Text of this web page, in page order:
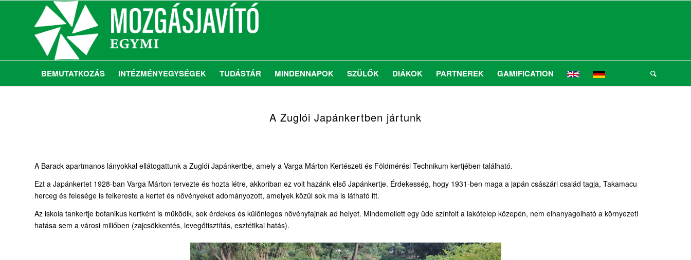
BEMUTATKOZÁS INTÉZMÉNYEGYSÉGEK TUDÁSTÁR MINDENNAPOK SZÜLŐK DIÁKOK PARTNEREK GAMIFICATION
A Zuglói Japánkertben jártunk
A Barack apartmanos lányokkal ellátogattunk a Zuglói Japánkertbe, amely a Varga Márton Kertészeti és Földmérési Technikum kertjében található.
Ezt a Japánkertet 1928-ban Varga Márton tervezte és hozta létre, akkoriban ez volt hazánk első Japánkertje. Érdekesség, hogy 1931-ben maga a japán császári család tagja, Takamacu
herceg és felesége is felkereste a kertet és növényeket adományozott, amelyek közül sok ma is látható itt.
Az iskola tankertje botanikus kertként is működik, sok érdekes és különleges növényfajnak ad helyet. Mindemellett egy üde színfolt a lakótelep közepén, nem elhanyagolható a környezeti
hatása sem a városi miliőben (zajcsökkentés, levegőtisztítás, esztétikai hatás).